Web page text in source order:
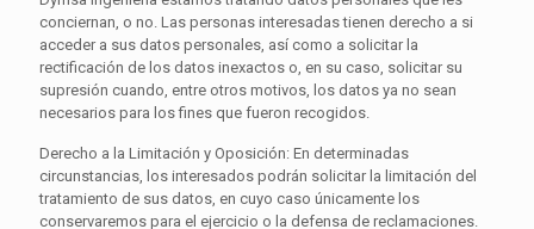
conciernan, o no. Las personas interesadas tienen derecho a si
acceder a sus datos personales, así como a solicitar la
rectificación de los datos inexactos o, en su caso, solicitar su
supresión cuando, entre otros motivos, los datos ya no sean
necesarios para los fines que fueron recogidos.
Derecho a la Limitación y Oposición: En determinadas
circunstancias, los interesados podrán solicitar la limitación del
tratamiento de sus datos, en cuyo caso únicamente los
conservaremos para el ejercicio o la defensa de reclamaciones.